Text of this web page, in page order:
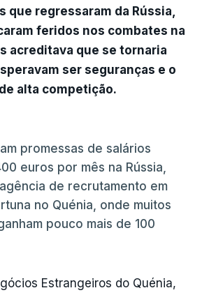
que regressaram da Rússia,
feridos nos combates na
acreditava que se tornaria
ser seguranças e o
alta competição.
promessas de salários
euros por mês na Rússia,
de recrutamento em
no Quénia, onde muitos
pouco mais de 100
Estrangeiros do Quénia,